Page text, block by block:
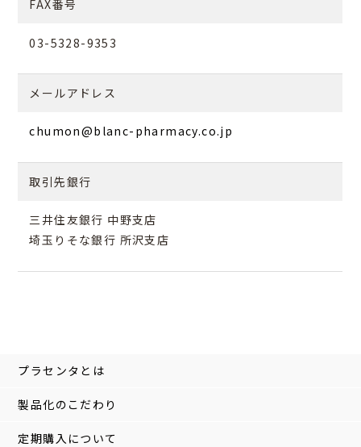
FAX番号
03-5328-9353
メールアドレス
chumon@blanc-pharmacy.co.jp
取引先銀行
三井住友銀行 中野支店
埼玉りそな銀行 所沢支店
プラセンタとは
製品化のこだわり
定期購入について